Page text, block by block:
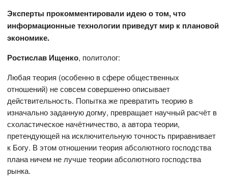
Эксперты прокомментировали идею о том, что
информационные технологии приведут мир к плановой
экономике.
Ростислав Ищенко, политолог:
Любая теория (особенно в сфере общественных
отношений) не совсем совершенно описывает
действительность. Попытка же превратить теорию в
изначально заданную догму, превращает научный расчёт в
схоластическое начётничество, а автора теории,
претендующей на исключительную точность приравнивает
к Богу. В этом отношении теория абсолютного господства
плана ничем не лучше теории абсолютного господства
рынка.